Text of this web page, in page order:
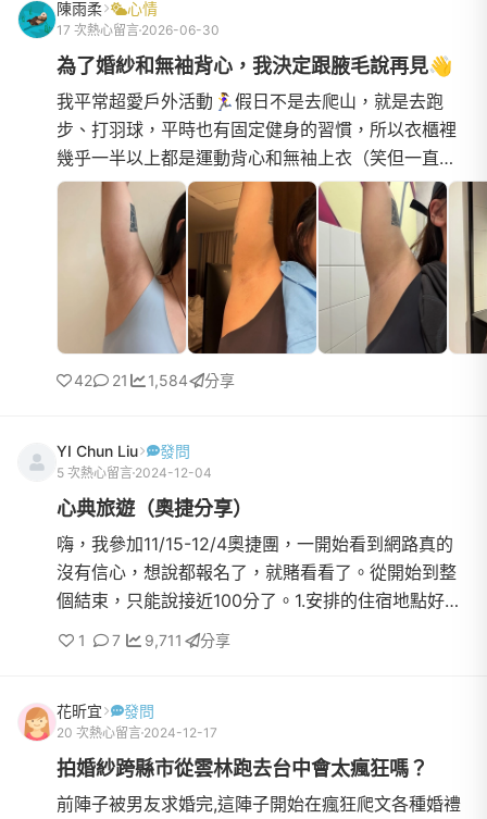
陳雨柔 心情
17 次熱心留言 2026-06-30
為了婚紗和無袖背心，我決定跟腋毛說再見👋
我平常超愛戶外活動🏃‍♀️假日不是去爬山，就是去跑
步、打羽球，平時也有固定健身的習慣，所以衣櫃裡
幾乎一半以上都是運動背心和無袖上衣（笑但一直有
個小困擾，就是腋毛真的長超快😭（這是剛刮完的狀
態～）常常前一天...
42 21 1,584 分享
YI Chun Liu 發問
5 次熱心留言 2024-12-04
心典旅遊（奧捷分享）
嗨，我參加11/15-12/4奧捷團，一開始看到網路真的
沒有信心，想說都報名了，就賭看看了。從開始到整
個結束，只能說接近100分了。1.安排的住宿地點好，
景點時間掌握很好2.整體的餐也有90分。3.領隊的帶
領（玉君），有9...
1 7 9,711 分享
花昕宜 發問
20 次熱心留言 2024-12-17
拍婚紗跨縣市從雲林跑去台中會太瘋狂嗎？
前陣子被男友求婚完,這陣子開始在瘋狂爬文各種婚禮